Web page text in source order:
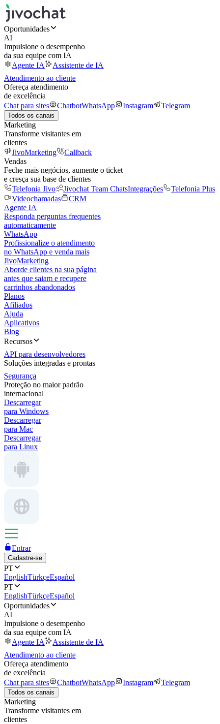
Oportunidades
AI
Impulsione o desempenho
da sua equipe com IA
Agente IA
Assistente de IA
Atendimento ao cliente
Ofereça atendimento
de excelência
Chat para sites
ChatbotWhatsApp Instagram Telegram
Todos os canais
Marketing
Transforme visitantes em
clientes
JivoMarketing
Callback
Vendas
Feche mais negócios, aumente o ticket
e cresça sua base de clientes
Telefonia Jivo
Jivochat Team ChatsIntegrações
Telefonia Plus
Videochamadas
CRM
Agente IA
Responda perguntas frequentes
automaticamente
WhatsApp
Profissionalize o atendimento
no WhatsApp e venda mais
JivoMarketing
Aborde clientes na sua página
antes que saiam e recupere
carrinhos abandonados
Planos
Afiliados
Ajuda
Aplicativos
Blog
Recursos
API para desenvolvedores
Soluções integradas e prontas
Segurança
Proteção no maior padrão
internacional
Descarregar
para Windows
Descarregar
para Mac
Descarregar
para Linux
Entrar
Cadastre-se
PT
EnglishTürkçeEspañol
PT
EnglishTürkçeEspañol
Oportunidades
AI
Impulsione o desempenho
da sua equipe com IA
Agente IA
Assistente de IA
Atendimento ao cliente
Ofereça atendimento
de excelência
Chat para sites
ChatbotWhatsApp Instagram Telegram
Todos os canais
Marketing
Transforme visitantes em
clientes